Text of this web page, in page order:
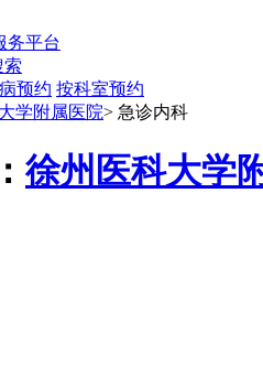
索
预约 按科室预约
学附属医院> 急诊内科
徐州医科大学